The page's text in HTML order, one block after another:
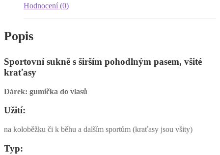
Hodnocení (0)
Popis
Sportovní sukně s širším pohodlným pasem, všité
kraťasy
Dárek: gumička do vlasů
Užití:
na koloběžku či k běhu a dalším sportům (kraťasy jsou všity)
Typ: